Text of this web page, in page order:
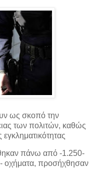
ως σκοπό την
των πολιτών, καθώς
πάνω από -1.250-
οχήματα, προσήχθησαν